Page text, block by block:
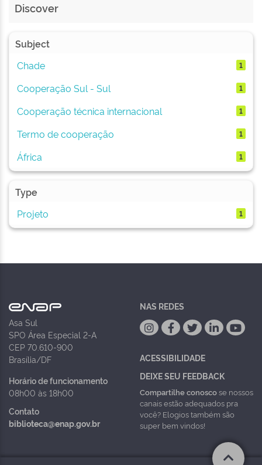
Discover
Subject
Chade
1
Cooperação Sul - Sul 1
Cooperação técnica internacional 1
Termo de cooperação 1
África 1
Type
Projeto
1
Asa Sul
SPO Área Especial 2-A
CEP 70.610-900
Brasília/DF
Horário de funcionamento
08h00 às 18h00
Contato
biblioteca@enap.gov.br
NAS REDES
ACESSIBILIDADE
DEIXE SEU FEEDBACK
Compartilhe conoscose nossos
canais estão adequados pra
você? Elogios também são
super bem vindos!